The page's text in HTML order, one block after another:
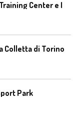
Colletta di Torino
Park